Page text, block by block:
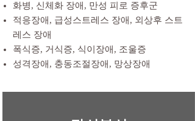
화병, 신체화 장애, 만성 피로 증후군
적응장애, 급성스트레스 장애, 외상후 스트
레스 장애
폭식증, 거식증, 식이장애, 조울증
성격장애, 충동조절장애, 망상장애